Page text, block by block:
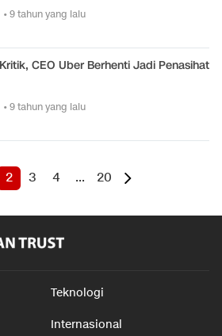
• 9 tahun yang lalu
CEO Uber Berhenti Jadi Penasihat
• 9 tahun yang lalu
2 3 4 ... 20
Teknologi
Internasional